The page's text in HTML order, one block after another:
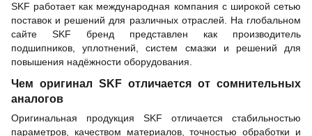
SKF работает как международная компания с широкой сетью
поставок и решений для различных отраслей. На глобальном
сайте SKF бренд представлен как производитель
подшипников, уплотнений, систем смазки и решений для
повышения надёжности оборудования.
Чем оригинал SKF отличается от сомнительных
аналогов
Оригинальная продукция SKF отличается стабильностью
параметров, качеством материалов, точностью обработки и